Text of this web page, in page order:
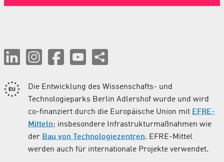
Die Entwicklung des Wissenschafts- und
Technologieparks Berlin Adlershof wurde und wird
co-finanziert durch die Europäische Union mit EFRE-
Mitteln; insbesondere Infrastrukturmaßnahmen wie
der Bau von Technologiezentren. EFRE-Mittel
werden auch für internationale Projekte verwendet.